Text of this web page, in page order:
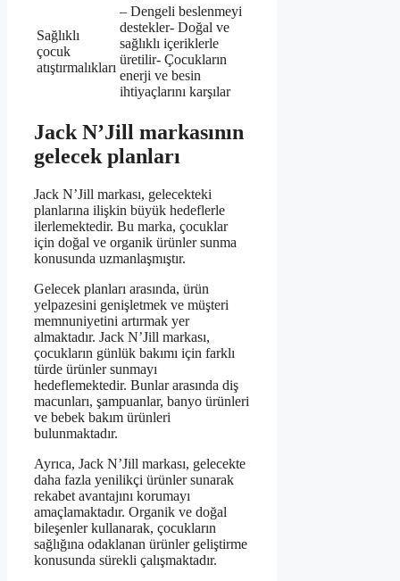
Sağlıklı
çocuk
atıştırmalıkları
– Dengeli beslenmeyi
destekler- Doğal ve
sağlıklı içeriklerle
üretilir- Çocukların
enerji ve besin
ihtiyaçlarını karşılar
Jack N’Jill markasının
gelecek planları
Jack N’Jill markası, gelecekteki
planlarına ilişkin büyük hedeflerle
ilerlemektedir. Bu marka, çocuklar
için doğal ve organik ürünler sunma
konusunda uzmanlaşmıştır.
Gelecek planları arasında, ürün
yelpazesini genişletmek ve müşteri
memnuniyetini artırmak yer
almaktadır. Jack N’Jill markası,
çocukların günlük bakımı için farklı
türde ürünler sunmayı
hedeflemektedir. Bunlar arasında diş
macunları, şampuanlar, banyo ürünleri
ve bebek bakım ürünleri
bulunmaktadır.
Ayrıca, Jack N’Jill markası, gelecekte
daha fazla yenilikçi ürünler sunarak
rekabet avantajını korumayı
amaçlamaktadır. Organik ve doğal
bileşenler kullanarak, çocukların
sağlığına odaklanan ürünler geliştirme
konusunda sürekli çalışmaktadır.